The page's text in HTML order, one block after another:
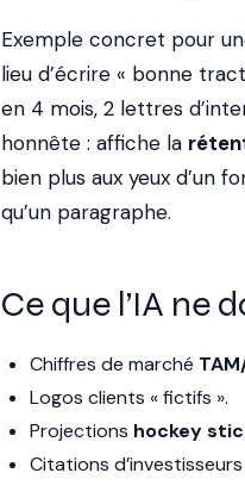
Exemple concret pour
lieu d’écrire « bonne
en 4 mois, 2 lettres
honnête : affiche la
bien plus aux yeux d’un
qu’un paragraphe.
Ce que l’IA ne
Chiffres de marché
Logos clients « fictifs ».
Projections hockey
Citations